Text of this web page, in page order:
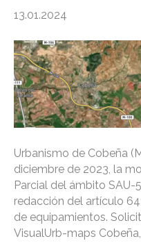
13.01.2024
Urbanismo de Cobeña
diciembre de 2023, la
Parcial del ámbito SAU-
redacción del artículo
de equipamientos.
VisualUrb-maps